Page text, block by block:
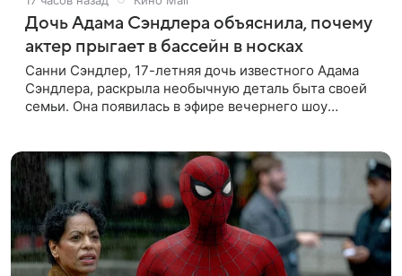
Дочь Адама Сэндлера объяснила, почему
актер прыгает в бассейн в носках
Санни Сэндлер, 17-летняя дочь известного Адама
Сэндлера, раскрыла необычную деталь быта своей
семьи. Она появилась в эфире вечернего шоу